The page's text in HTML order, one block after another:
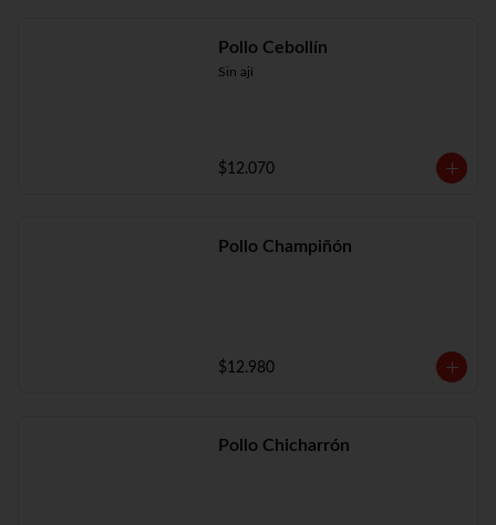
Pollo Cebollín
Sin ají
$12.070
Pollo Champiñón
$12.980
Pollo Chicharrón